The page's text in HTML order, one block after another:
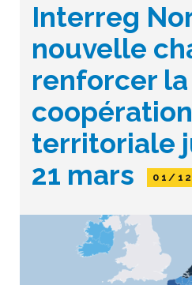
Interreg
nouvelle
renforcer la
coopération
territoriale
21 mars
01/